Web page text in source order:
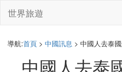
世界旅遊
導航:首頁 > 中國訊息 > 中國人去泰
中國人去泰